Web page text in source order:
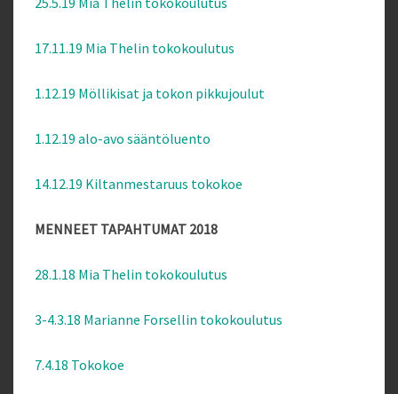
17.11.19 Mia Thelin tokokoulutus
1.12.19 Möllikisat ja tokon pikkujoulut
1.12.19 alo-avo sääntöluento
14.12.19 Kiltanmestaruus tokokoe
MENNEET TAPAHTUMAT 2018
28.1.18 Mia Thelin tokokoulutus
3-4.3.18 Marianne Forsellin tokokoulutus
7.4.18 Tokokoe